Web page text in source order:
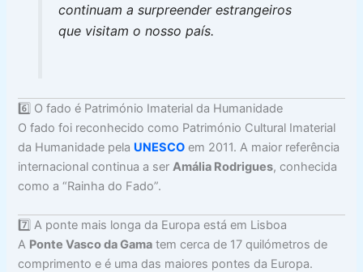
continuam a surpreender estrangeiros
que visitam o nosso país.
6️⃣ O fado é Património Imaterial da Humanidade
O fado foi reconhecido como Património Cultural Imaterial
da Humanidade pela UNESCO em 2011. A maior referência
internacional continua a ser Amália Rodrigues, conhecida
como a “Rainha do Fado”.
7️⃣ A ponte mais longa da Europa está em Lisboa
A Ponte Vasco da Gama tem cerca de 17 quilómetros de
comprimento e é uma das maiores pontes da Europa.